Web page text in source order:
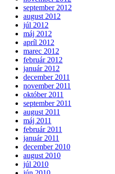
september 2012
august 2012
júl 2012
máj 2012
apríl 2012
marec 2012
február 2012
január 2012
december 2011
november 2011
október 2011
september 2011
august 2011
máj 2011
február 2011
január 2011
december 2010
august 2010
júl 2010